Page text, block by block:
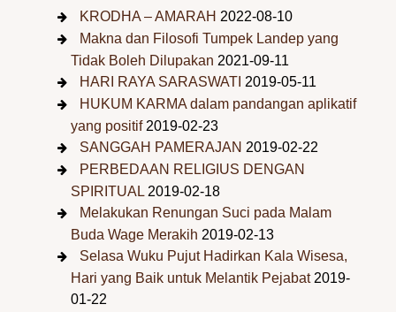
KRODHA – AMARAH 2022-08-10
Makna dan Filosofi Tumpek Landep yang
Tidak Boleh Dilupakan 2021-09-11
HARI RAYA SARASWATI 2019-05-11
HUKUM KARMA dalam pandangan aplikatif
yang positif 2019-02-23
SANGGAH PAMERAJAN 2019-02-22
PERBEDAAN RELIGIUS DENGAN
SPIRITUAL 2019-02-18
Melakukan Renungan Suci pada Malam
Buda Wage Merakih 2019-02-13
Selasa Wuku Pujut Hadirkan Kala Wisesa,
Hari yang Baik untuk Melantik Pejabat 2019-
01-22